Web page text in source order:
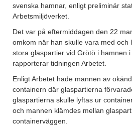
svenska hamnar, enligt preliminär
Arbetsmiljöverket.
Det var på eftermiddagen den 22
omkom när han skulle vara med och
stora glaspartier vid Grötö i hamnen
rapporterar tidningen Arbetet.
Enligt Arbetet hade mannen av
containern där glaspartierna
glaspartierna skulle lyftas ur
och mannen klämdes mellan
containerväggen.